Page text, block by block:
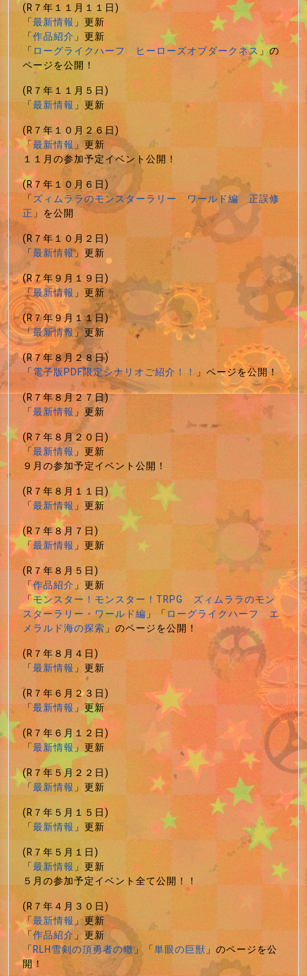
(R７年１１月１１日)
「最新情報」更新
「作品紹介」更新
「ローグライクハーフ ヒーローズオブダークネス」の
ページを公開！
(R７年１１月５日)
「最新情報」更新
(R７年１０月２６日)
「最新情報」更新
１１月の参加予定イベント公開！
(R７年１０月６日)
「ズィムララのモンスターラリー ワールド編 正誤修
正」を公開
(R７年１０月２日)
「最新情報」更新
(R７年９月１９日)
「最新情報」更新
(R７年９月１１日)
「最新情報」更新
(R７年８月２８日)
「電子版PDF限定シナリオご紹介！！」ページを公開！
(R７年８月２７日)
「最新情報」更新
(R７年８月２０日)
「最新情報」更新
９月の参加予定イベント公開！
(R７年８月１１日)
「最新情報」更新
(R７年８月７日)
「最新情報」更新
(R７年８月５日)
「作品紹介」更新
「モンスター！モンスター！TRPG ズィムララのモン
スターラリー・ワールド編」「ローグライクハーフ エ
メラルド海の探索」のページを公開！
(R７年８月４日)
「最新情報」更新
(R７年６月２３日)
「最新情報」更新
(R７年６月１２日)
「最新情報」更新
(R７年５月２２日)
「最新情報」更新
(R７年５月１５日)
「最新情報」更新
(R７年５月１日)
「最新情報」更新
５月の参加予定イベント全て公開！！
(R７年４月３０日)
「最新情報」更新
「作品紹介」更新
「RLH雪剣の頂勇者の轍」「単眼の巨獣」のページを公
開！